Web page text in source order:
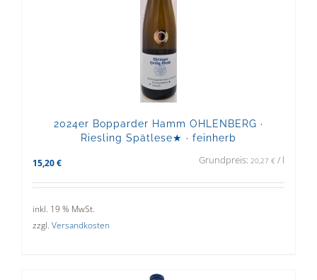
2024er Bopparder Hamm OHLENBERG ·
Riesling Spätlese★ · feinherb
15,20 € Grundpreis: 20,27 € / l
inkl. 19 % MwSt.
zzgl. Versandkosten